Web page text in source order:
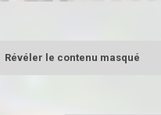
Révéler le contenu masqué